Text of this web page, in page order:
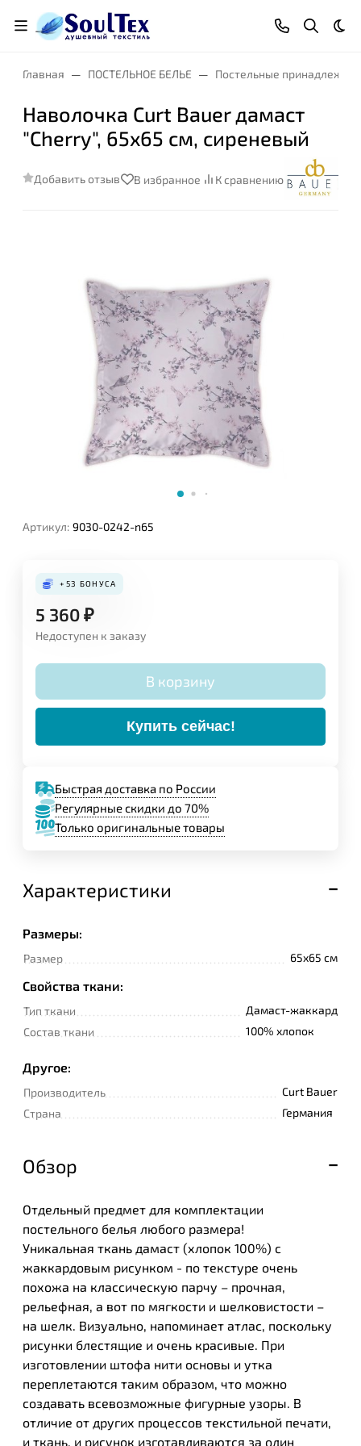
Главная ПОСТЕЛЬНОЕ БЕЛЬЕ Постельные
Наволочка Curt Bauer дамаст
"Cherry", 65x65 см, сиреневый
Добавить отзыв В избранное К сравнению
Артикул: 9030-0242-n65
+53 БОНУСА
5 360₽
Недоступен к заказу
В корзину
Купить сейчас!
Быстрая доставка по России
Регулярные скидки до 70%
Только оригинальные товары
Характеристики
Размеры:
Размер 65x65 см
Свойства ткани:
Тип ткани
Дамаст-жаккард
Состав ткани
100% хлопок
Другое:
Производитель
Curt Bauer
Страна
Германия
Обзор
Отдельный предмет для комплектации
постельного белья любого размера!
Уникальная ткань дамаст (хлопок 100%) с
жаккардовым рисунком - по текстуре очень
похожа на классическую парчу – прочная,
рельефная, а вот по мягкости и шелковистости –
на шелк. Визуально, напоминает атлас, поскольку
рисунки блестящие и очень красивые. При
изготовлении штофа нити основы и утка
переплетаются таким образом, что можно
создавать всевозможные фигурные узоры. В
отличие от других процессов текстильной печати,
и ткань, и рисунок изготавливаются за один